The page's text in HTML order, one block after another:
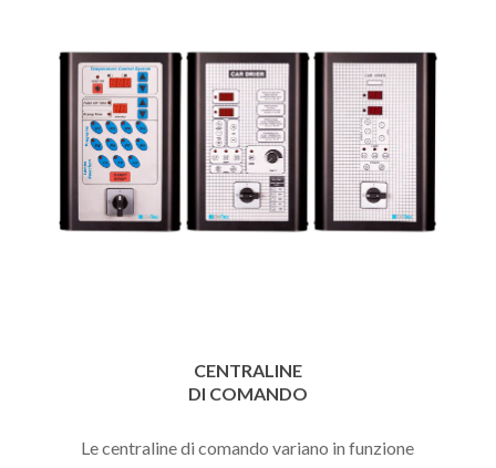
CENTRALINE
DI COMANDO
Le centraline di comando variano in funzione